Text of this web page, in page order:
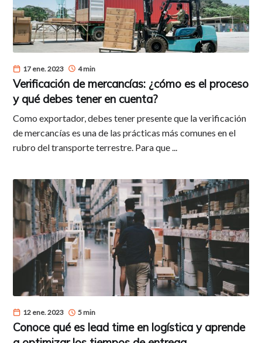
17 ene. 2023 4 min
Verificación de mercancías: ¿cómo es el proceso
y qué debes tener en cuenta?
Como exportador, debes tener presente que la verificación
de mercancías es una de las prácticas más comunes en el
rubro del transporte terrestre. Para que ...
12 ene. 2023 5 min
Conoce qué es lead time en logística y aprende